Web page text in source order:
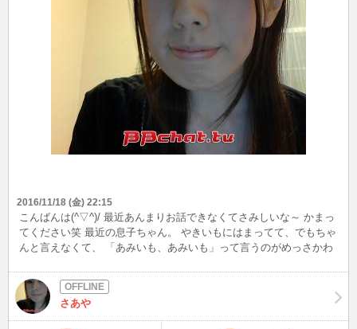
2016/11/18 (金) 22:15
こんばんは(^▽^)/ 最近あんまりお話できなくてさみしいな～ かまっ
てください笑 最近の息子ちゃん。 やきいもにはまってて、でもちゃ
んと言えなくて、 「あみいも、あみいも」って言うのがめっさかわ
さあや